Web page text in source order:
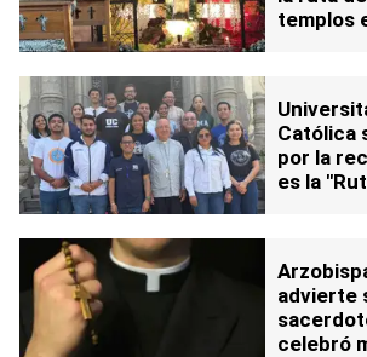
templos
Católica
por la
es la
advierte
celebró